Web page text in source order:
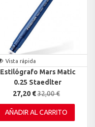
Vista rápida
Estilógrafo Mars Matic
0.25 Staedlter
27,20 €32,00 €
AÑADIR AL CARRITO